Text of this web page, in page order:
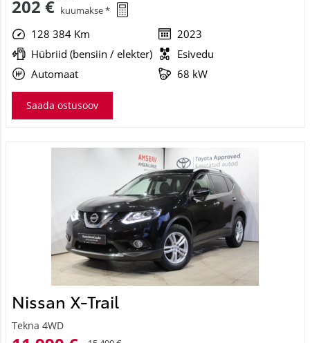
202 € kuumakse *
128 384 Km
2023
Hübriid (bensiin / elekter)
Esivedu
Automaat
68 kW
Saada ostusoov
Nissan X-Trail
Tekna 4WD